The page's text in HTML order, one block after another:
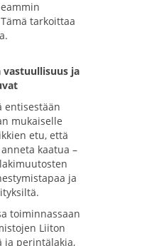
tarkoittaa
vastuullisuus ja
entisestään
mukaiselle
etu, että
kaatua –
ja
toiminnassaan
Liiton
ja perintälakia,